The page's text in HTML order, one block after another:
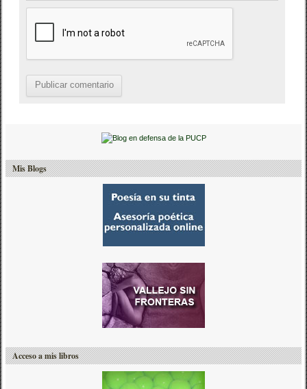
Mis Blogs
Acceso a mis libros